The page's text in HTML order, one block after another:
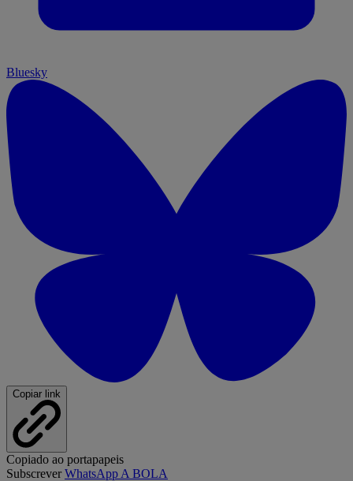
Bluesky
Copiar link
Copiado ao portapapeis
SubscreverWhatsApp A BOLA